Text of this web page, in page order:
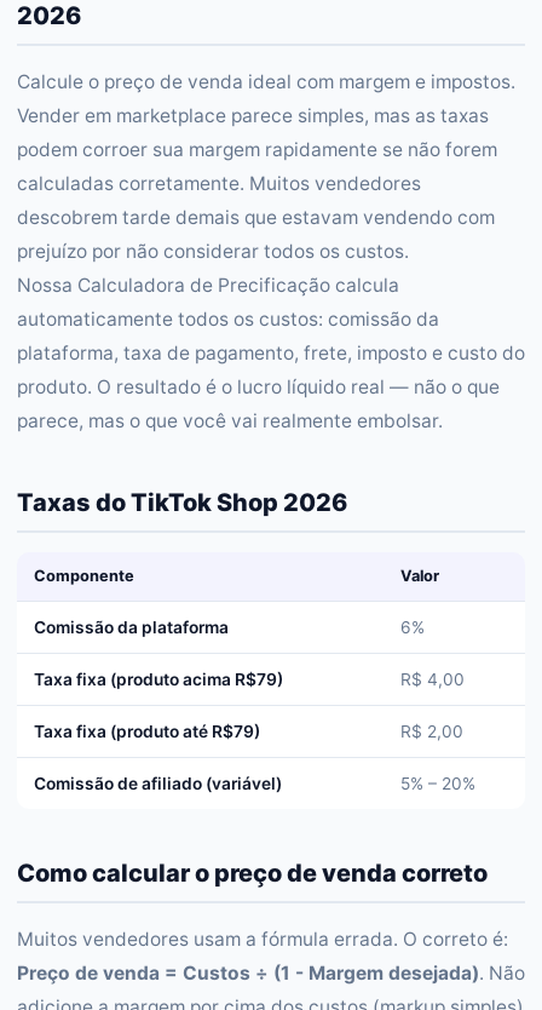
2026
Calcule o preço de venda ideal com margem e impostos.
Vender em marketplace parece simples, mas as taxas
podem corroer sua margem rapidamente se não forem
calculadas corretamente. Muitos vendedores
descobrem tarde demais que estavam vendendo com
prejuízo por não considerar todos os custos.
Nossa Calculadora de Precificação calcula
automaticamente todos os custos: comissão da
plataforma, taxa de pagamento, frete, imposto e custo do
produto. O resultado é o lucro líquido real — não o que
parece, mas o que você vai realmente embolsar.
Taxas do TikTok Shop 2026
Componente Valor
Comissão da plataforma 6%
Taxa fixa (produto acima R$79) R$ 4,00
Taxa fixa (produto até R$79) R$ 2,00
Comissão de afiliado (variável) 5% – 20%
Como calcular o preço de venda correto
Muitos vendedores usam a fórmula errada. O correto é:
Preço de venda = Custos ÷ (1 - Margem desejada). Não